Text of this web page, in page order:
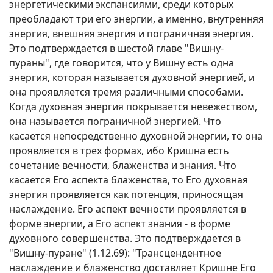
энергетическими экспансиями, среди которых
преобладают три его энергии, а именно, внутренняя
энергия, внешняя энергия и пограничная энергия.
Это подтверждается в шестой главе "Вишну-
пураны", где говорится, что у Вишну есть одна
энергия, которая называется духовной энергией, и
она проявляется тремя различными способами.
Когда духовная энергия покрывается невежеством,
она называется пограничной энергией. Что
касается непосредственно духовной энергии, то она
проявляется в трех формах, ибо Кришна есть
сочетание вечности, блаженства и знания. Что
касается Его аспекта блаженства, то Его духовная
энергия проявляется как потенция, приносящая
наслаждение. Его аспект вечности проявляется в
форме энергии, а Его аспект знания - в форме
духовного совершенства. Это подтверждается в
"Вишну-пуране" (1.12.69): "Трансцендентное
наслаждение и блаженство доставляет Кришне Его